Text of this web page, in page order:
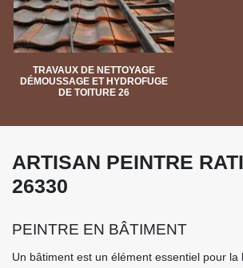
TRAVAUX DE NETTOYAGE
DÉMOUSSAGE ET HYDROFUGE
DE TOITURE 26
ARTISAN PEINTRE
26330
PEINTRE EN BÂTIMENT
Un bâtiment est un élément essentiel pour la